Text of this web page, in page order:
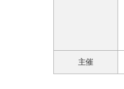
主催